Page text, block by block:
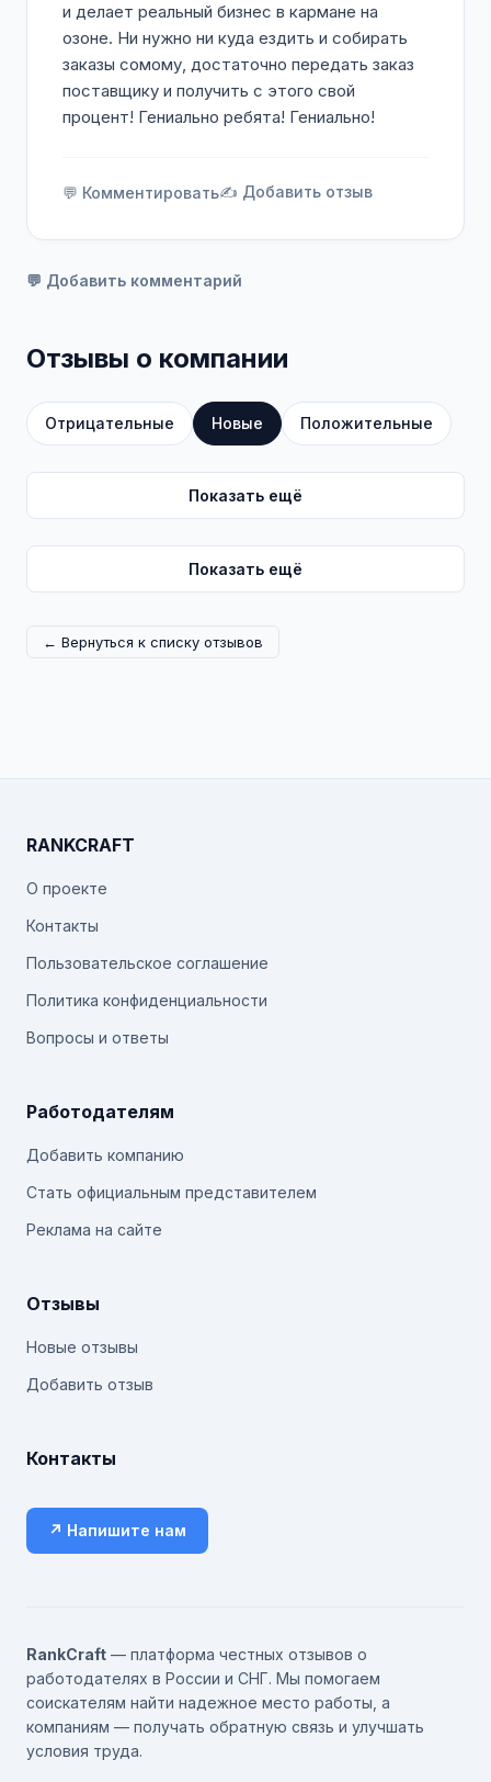
и делает реальный бизнес в кармане на
озоне. Ни нужно ни куда ездить и собирать
заказы сомому, достаточно передать заказ
поставщику и получить с этого свой
процент! Гениально ребята! Гениально!
💬 Комментировать✍️ Добавить отзыв
💬 Добавить комментарий
Отзывы о компании
Отрицательные Новые Положительные
Показать ещё
Показать ещё
← Вернуться к списку отзывов
RANKCRAFT
О проекте
Контакты
Пользовательское соглашение
Политика конфиденциальности
Вопросы и ответы
Работодателям
Добавить компанию
Стать официальным представителем
Реклама на сайте
Отзывы
Новые отзывы
Добавить отзыв
Контакты
↗ Напишите нам
RankCraft — платформа честных отзывов о
работодателях в России и СНГ. Мы помогаем
соискателям найти надежное место работы, а
компаниям — получать обратную связь и улучшать
условия труда.